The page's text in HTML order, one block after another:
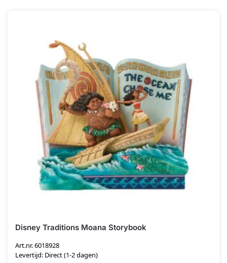
Disney Traditions Moana Storybook
Art.nr. 6018928
Levertijd: Direct (1-2 dagen)